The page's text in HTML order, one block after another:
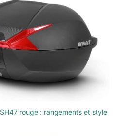
rouge : rangements et style